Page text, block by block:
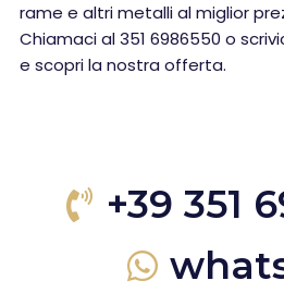
rame e altri metalli al miglior
Chiamaci al 351 6986550 o
e scopri la nostra offerta.
+39 351